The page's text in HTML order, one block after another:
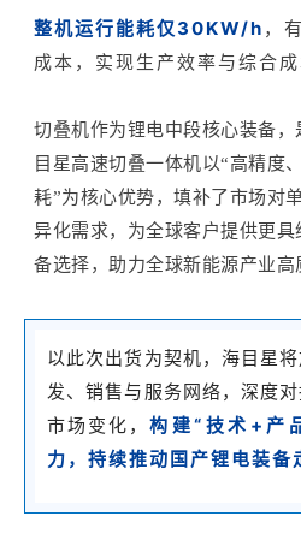
整机运行能耗仅30KW/h ，
成本，实现生产效率与综合成
切叠机作为锂电中段核心装备
目星高速切叠一体机以“高精度
耗”为核心优势，填补了市场对
异化需求，为全球客户提供更
备选择，助力全球新能源产业高
以此次出货为契机，海目星
发、销售与服务网络，深度
市场变化，构建“技术+产
力，持续推动国产锂电装备